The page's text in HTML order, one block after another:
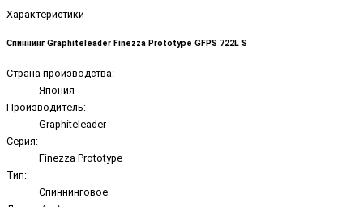
Характеристики
Спиннинг Graphiteleader Finezza Prototype GFPS 722L S
Страна производства:
Япония
Производитель:
Graphiteleader
Серия:
Finezza Prototype
Тип:
Спиннинговое